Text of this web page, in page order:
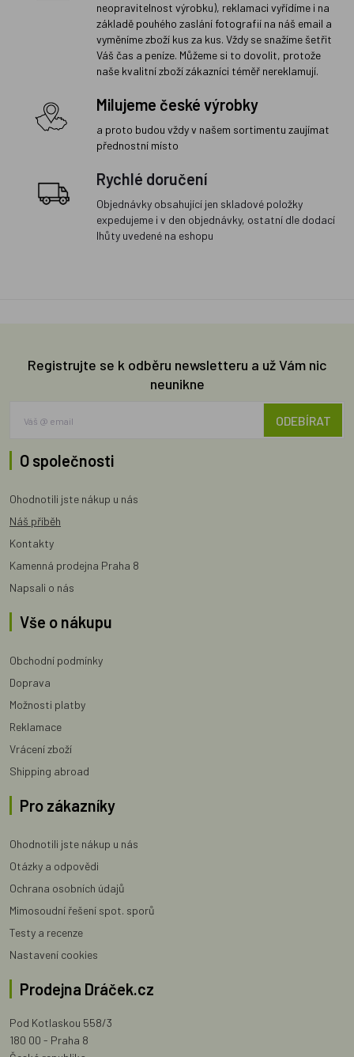
neopravitelnost výrobku), reklamaci vyřídíme i na
základě pouhého zaslání fotografií na náš email a
vyměníme zboží kus za kus. Vždy se snažíme šetřit
Váš čas a peníze. Můžeme si to dovolit, protože
naše kvalitní zboží zákazníci téměř nereklamují.
Milujeme české výrobky
a proto budou vždy v našem sortimentu zaujímat
přednostní místo
Rychlé doručení
Objednávky obsahující jen skladové položky
expedujeme i v den objednávky, ostatní dle dodací
lhůty uvedené na eshopu
Registrujte se k odběru newsletteru a už Vám nic
neunikne
ODEBÍRAT
O společnosti
Ohodnotili jste nákup u nás
Náš příběh
Kontakty
Kamenná prodejna Praha 8
Napsali o nás
Vše o nákupu
Obchodní podmínky
Doprava
Možnosti platby
Reklamace
Vrácení zboží
Shipping abroad
Pro zákazníky
Ohodnotili jste nákup u nás
Otázky a odpovědi
Ochrana osobních údajů
Mimosoudní řešení spot. sporů
Testy a recenze
Nastavení cookies
Prodejna Dráček.cz
Pod Kotlaskou 558/3
180 00 - Praha 8